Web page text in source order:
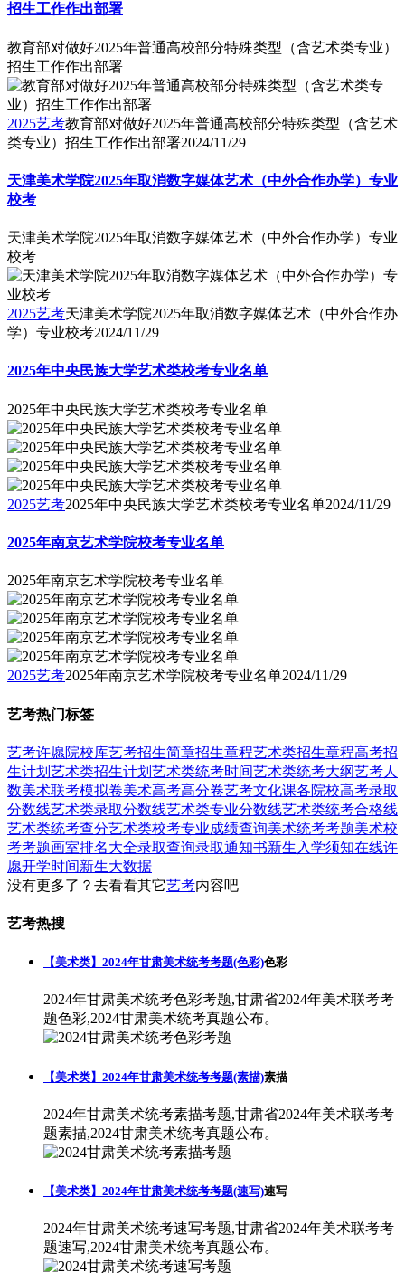
招生工作作出部署
教育部对做好2025年普通高校部分特殊类型（含艺术类专业）
招生工作作出部署
2025艺考教育部对做好2025年普通高校部分特殊类型（含艺术
类专业）招生工作作出部署2024/11/29
天津美术学院2025年取消数字媒体艺术（中外合作办学）专业
校考
天津美术学院2025年取消数字媒体艺术（中外合作办学）专业
校考
2025艺考天津美术学院2025年取消数字媒体艺术（中外合作办
学）专业校考2024/11/29
2025年中央民族大学艺术类校考专业名单
2025年中央民族大学艺术类校考专业名单
2025艺考2025年中央民族大学艺术类校考专业名单2024/11/29
2025年南京艺术学院校考专业名单
2025年南京艺术学院校考专业名单
2025艺考2025年南京艺术学院校考专业名单2024/11/29
艺考热门标签
艺考许愿院校库艺考招生简章招生章程艺术类招生章程高考招
生计划 艺术类招生计划 艺术类统考时间艺术类统考大纲艺考人
数美术联考模拟卷美术高考高分卷艺考文化课各院校高考录取
分数线艺术类录取分数线艺术类专业分数线艺术类统考合格线
艺术类统考查分艺术类校考专业成绩查询美术统考考题美术校
考考题画室排名大全录取查询录取通知书新生入学须知在线许
愿开学时间新生大数据
没有更多了？去看看其它艺考内容吧
艺考热搜
【美术类】2024年甘肃美术统考考题(色彩)色彩
2024年甘肃美术统考色彩考题,甘肃省2024年美术联考考
题色彩,2024甘肃美术统考真题公布。
【美术类】2024年甘肃美术统考考题(素描)素描
2024年甘肃美术统考素描考题,甘肃省2024年美术联考考
题素描,2024甘肃美术统考真题公布。
【美术类】2024年甘肃美术统考考题(速写)速写
2024年甘肃美术统考速写考题,甘肃省2024年美术联考考
题速写,2024甘肃美术统考真题公布。